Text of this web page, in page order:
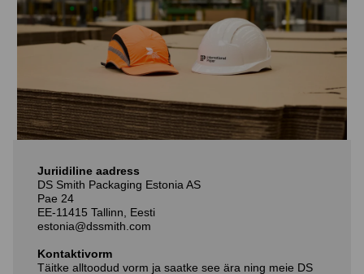
Juriidiline aadress
DS Smith Packaging Estonia AS
Pae 24
EE-11415 Tallinn, Eesti
estonia@dssmith.com
Kontaktivorm
Täitke alltoodud vorm ja saatke see ära ning meie DS